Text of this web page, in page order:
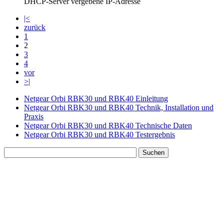
|<
zurück
1
2
3
4
vor
>|
Netgear Orbi RBK30 und RBK40 Einleitung
Netgear Orbi RBK30 und RBK40 Technik, Installation und
Praxis
Netgear Orbi RBK30 und RBK40 Technische Daten
Netgear Orbi RBK30 und RBK40 Testergebnis